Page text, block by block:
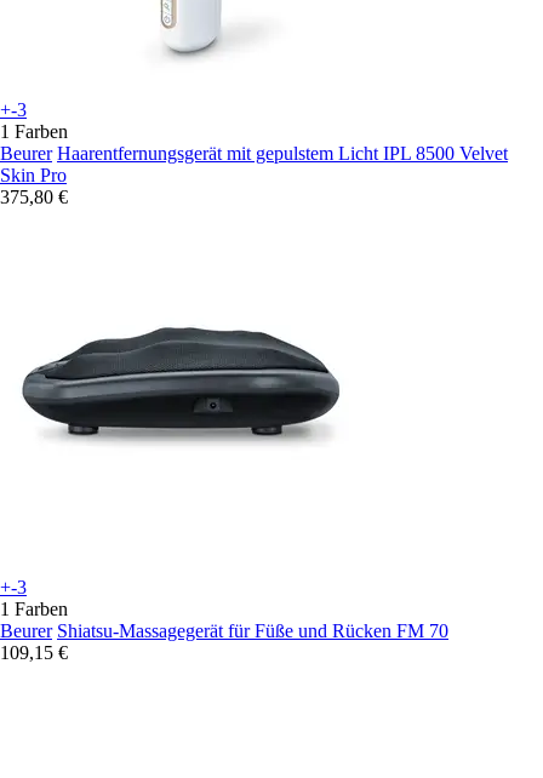
+-3
1 Farben
Beurer Haarentfernungsgerät mit gepulstem Licht IPL 8500 Velvet
Skin Pro
375,80 €
+-3
1 Farben
Beurer Shiatsu-Massagegerät für Füße und Rücken FM 70
109,15 €